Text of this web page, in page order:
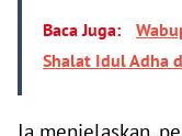
Baca Juga:
Shalat Idul Adha